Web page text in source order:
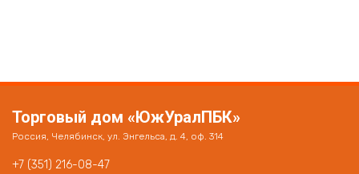
Торговый дом «ЮжУралПБК»
Россия, Челябинск, ул. Энгельса, д. 4, оф. 314
+7 (351) 216-08-47